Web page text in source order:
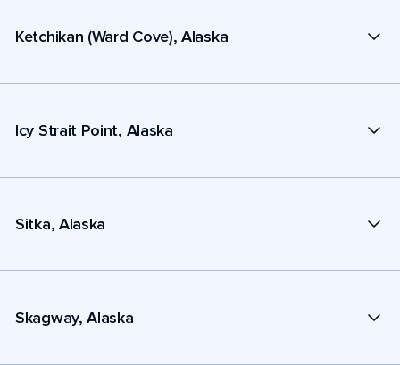
Ketchikan (Ward Cove), Alaska
Icy Strait Point, Alaska
Sitka, Alaska
Skagway, Alaska